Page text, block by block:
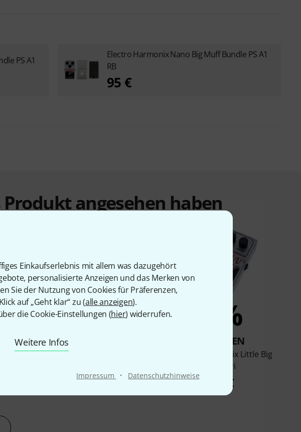
Einkaufserlebnis mit allem was dazugehört
personalisierte Anzeigen und das Merken von
Sie der Nutzung von Cookies für Präferenzen,
auf „Geht klar“ zu (alle anzeigen).
die Cookie-Einstellungen (hier) widerrufen.
Weitere Infos
Impressum · Datenschutzhinweise
PS A1
Electro Harmonix Nano Big Muff Bundle PS A1
RB
95 €
angesehen haben
7%
Electro Harmonix Ram's Head
98 €
7%
KAUFTEN
Electro Harmonix Little Big
Muff Pi
62 €